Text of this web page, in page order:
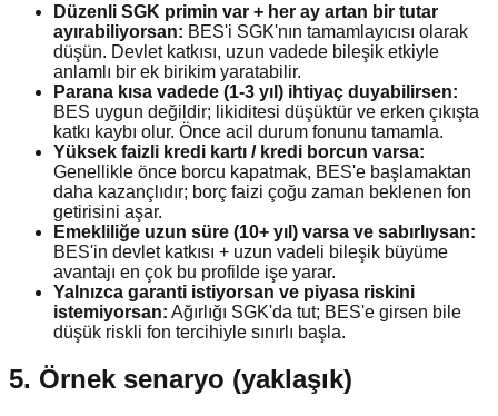
Düzenli SGK primin var + her ay artan bir tutar
ayırabiliyorsan: BES'i SGK'nın tamamlayıcısı olarak
düşün. Devlet katkısı, uzun vadede bileşik etkiyle
anlamlı bir ek birikim yaratabilir.
Parana kısa vadede (1-3 yıl) ihtiyaç duyabilirsen:
BES uygun değildir; likiditesi düşüktür ve erken çıkışta
katkı kaybı olur. Önce acil durum fonunu tamamla.
Yüksek faizli kredi kartı / kredi borcun varsa:
Genellikle önce borcu kapatmak, BES'e başlamaktan
daha kazançlıdır; borç faizi çoğu zaman beklenen fon
getirisini aşar.
Emekliliğe uzun süre (10+ yıl) varsa ve sabırlıysan:
BES'in devlet katkısı + uzun vadeli bileşik büyüme
avantajı en çok bu profilde işe yarar.
Yalnızca garanti istiyorsan ve piyasa riskini
istemiyorsan: Ağırlığı SGK'da tut; BES'e girsen bile
düşük riskli fon tercihiyle sınırlı başla.
5. Örnek senaryo (yaklaşık)